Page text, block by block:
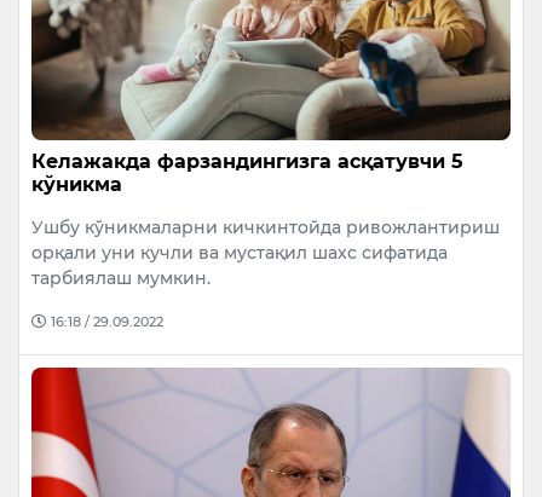
Келажакда фарзандингизга асқатувчи 5
кўникма
Ушбу кўникмаларни кичкинтойда ривожлантириш
орқали уни кучли ва мустақил шахс сифатида
тарбиялаш мумкин.
16:18 / 29.09.2022